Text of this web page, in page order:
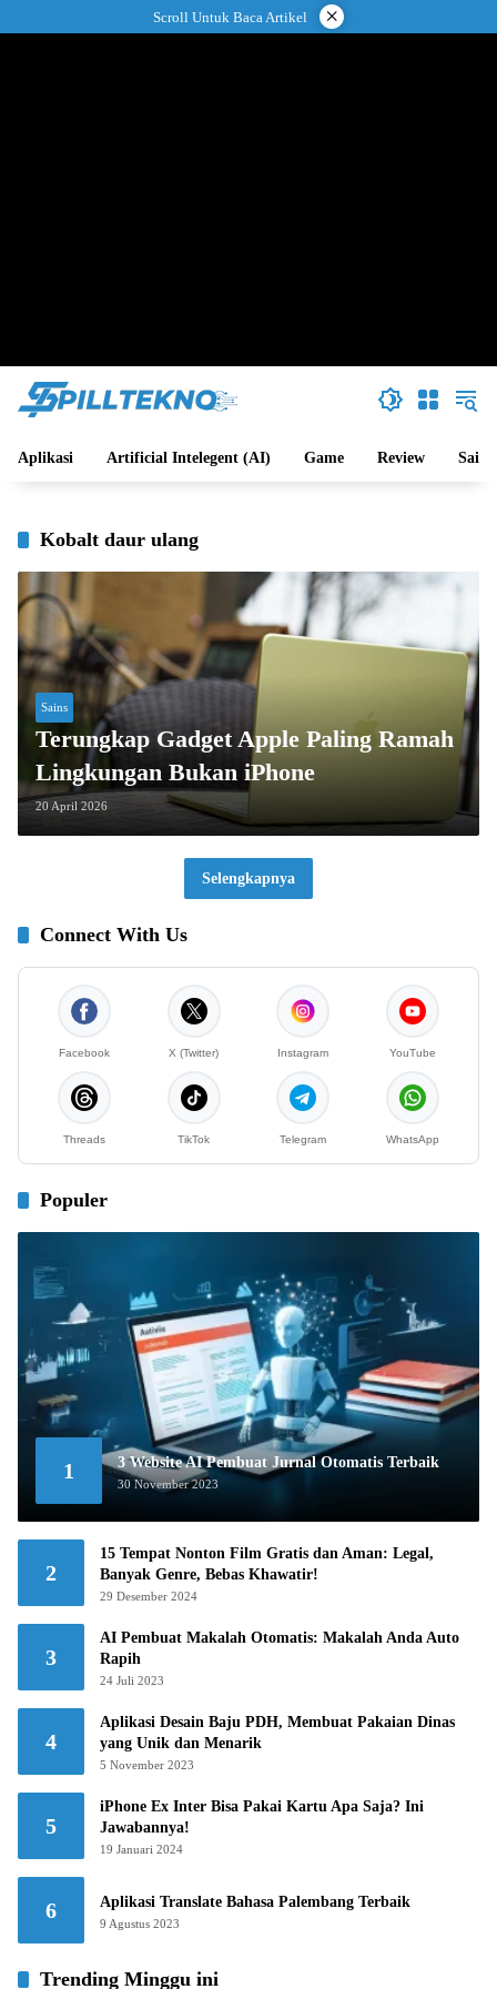
ke
Scroll Untuk Baca Artikel ×
Aplikasi Artificial Intelegent (AI) Game Review Sains
Kobalt daur ulang
Sains
Terungkap Gadget Apple Paling Ramah
Lingkungan Bukan iPhone
20 April 2026
Selengkapnya
Connect With Us
Facebook X (Twitter) Instagram YouTube
Threads TikTok Telegram WhatsApp
Populer
1 3 Website AI Pembuat Jurnal Otomatis Terbaik
30 November 2023
2
15 Tempat Nonton Film Gratis dan Aman: Legal,
Banyak Genre, Bebas Khawatir!
29 Desember 2024
3
AI Pembuat Makalah Otomatis: Makalah Anda Auto
Rapih
24 Juli 2023
4
Aplikasi Desain Baju PDH, Membuat Pakaian Dinas
yang Unik dan Menarik
5 November 2023
5
iPhone Ex Inter Bisa Pakai Kartu Apa Saja? Ini
Jawabannya!
19 Januari 2024
6 Aplikasi Translate Bahasa Palembang Terbaik
9 Agustus 2023
Trending Minggu ini